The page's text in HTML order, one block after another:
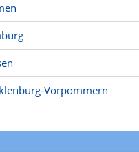
Vorpommern